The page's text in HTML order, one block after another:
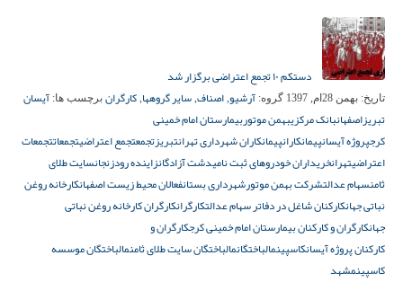
دستکم ۱۰ تجمع اعتراضی برگزار شد
تاریخ: بهمن 28ام, 1397 گروه: آرشیو, اصناف, سایر گروهها, کارگران برچسب ها: آیسان
تبریزاصفهانبانک مرکزیبهمن موتوربیمارستان امام خمینی
کرجپروژه آیسانپیمانکارانپیمانکاران شهرداری تهرانتبریزتجمعتجمع اعتراضیتجمعاتتجمعات
اعتراضیتهرانخریداران خودروهای ثبت نامیدشت آزادگانزاینده رودزنجانسایت طلای
ثامنسهام عدالتشرکت بهمن موتورشهرداری بستانفعالان محیط زیست اصفهانکارخانه روغن
نباتی جهانکارکنان شاغل در دفاتر سهام عدالتکارگرانکارگران کارخانه روغن نباتی
جهانکارگران و کارکنان بیمارستان امام خمینی کرجکارگران و
کارکنان پروژه آیسانکاسپینمالباختگانمالباختگان سایت طلای ثامنمالباختگان موسسه
کاسپینمشهد